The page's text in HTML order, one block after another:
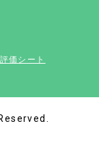
価シート